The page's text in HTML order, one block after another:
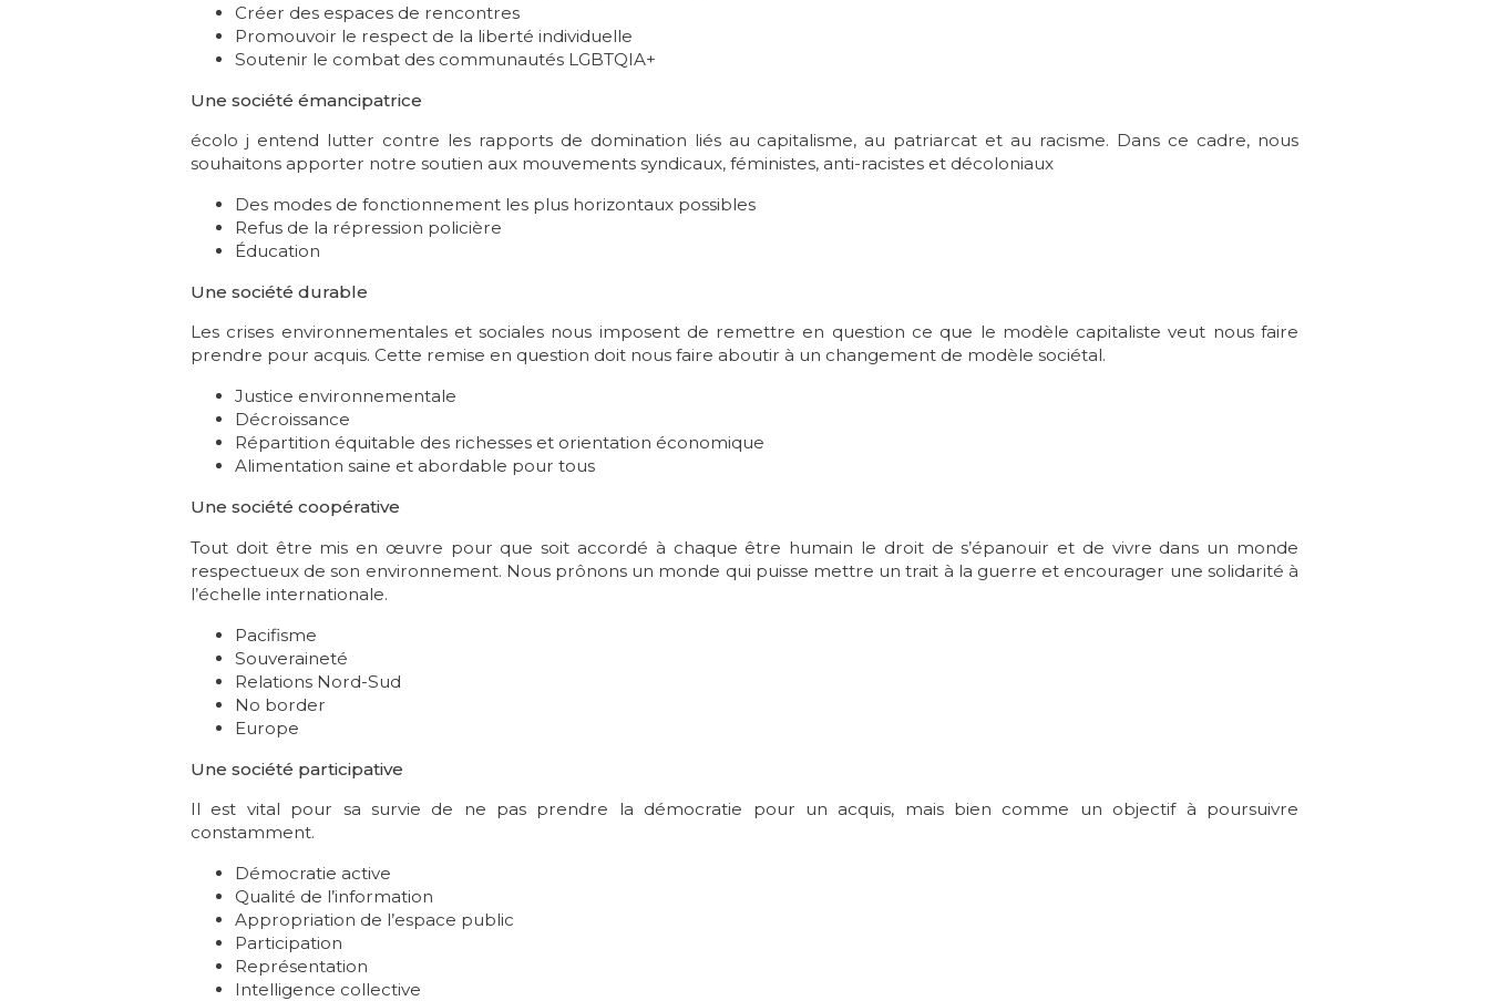
Créer des espaces de rencontres
Promouvoir le respect de la liberté individuelle
Soutenir le combat des communautés LGBTQIA+
Une société émancipatrice
écolo j entend lutter contre les rapports de domination liés au capitalisme, au patriarcat et au racisme. Dans ce cadre, nous
souhaitons apporter notre soutien aux mouvements syndicaux, féministes, anti-racistes et décoloniaux
Des modes de fonctionnement les plus horizontaux possibles
Refus de la répression policière
Éducation
Une société durable
Les crises environnementales et sociales nous imposent de remettre en question ce que le modèle capitaliste veut nous faire
prendre pour acquis. Cette remise en question doit nous faire aboutir à un changement de modèle sociétal.
Justice environnementale
Décroissance
Répartition équitable des richesses et orientation économique
Alimentation saine et abordable pour tous
Une société coopérative
Tout doit être mis en œuvre pour que soit accordé à chaque être humain le droit de s’épanouir et de vivre dans un monde
respectueux de son environnement. Nous prônons un monde qui puisse mettre un trait à la guerre et encourager une solidarité à
l’échelle internationale.
Pacifisme
Souveraineté
Relations Nord-Sud
No border
Europe
Une société participative
Il est vital pour sa survie de ne pas prendre la démocratie pour un acquis, mais bien comme un objectif à poursuivre
constamment.
Démocratie active
Qualité de l’information
Appropriation de l’espace public
Participation
Représentation
Intelligence collective